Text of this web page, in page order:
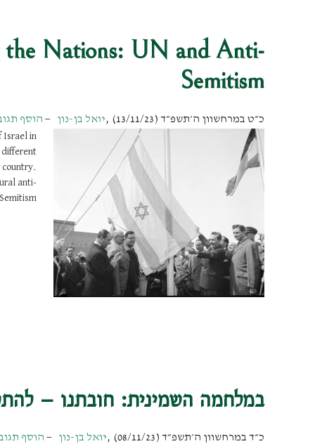
the Nations: UN and Anti-
Semitism
כ״ט במרחשוון ה׳תשפ״ד (13/11/23) ,יואל בן-נון הוסף
Israel in
different
country.
anti-
Semitism!
במלחמה השמינית: חובתנו –
כ״ד במרחשוון ה׳תשפ״ד (08/11/23) ,יואל בן-נון הוסף